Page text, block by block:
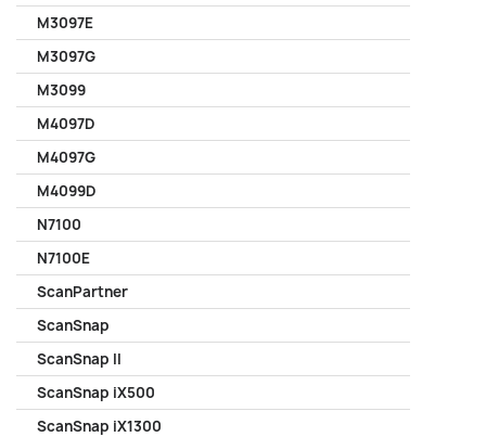
M3097E
M3097G
M3099
M4097D
M4097G
M4099D
N7100
N7100E
ScanPartner
ScanSnap
ScanSnap II
ScanSnap iX500
ScanSnap iX1300